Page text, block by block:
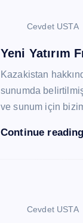
Cevdet USTA
Yeni Yatırım
Kazakistan
sunumda
ve sunum için
Continue reading
Cevdet USTA